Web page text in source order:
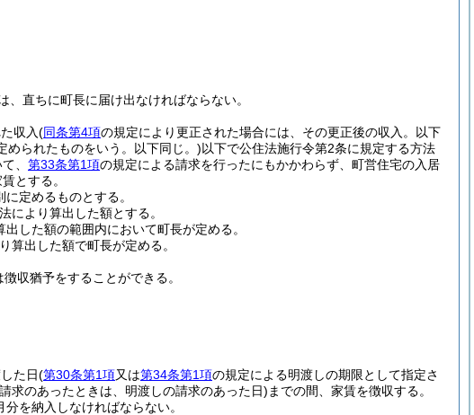
直ちに町長に届け出なければならない。
収入(同条第4項の規定により更正された場合には、その更正後の収入。以下
められたものをいう。以下同じ。)以下で公住法施行令第2条に規定する方法
、 第33条第1項の規定による請求を行ったにもかかわらず、町営住宅の入居
とする。
定めるものとする。
により算出した額とする。
した額の範囲内において町長が定める。
算出した額で町長が定める。
収猶予をすることができる。
た日(第30条第1項又は第34条第1項の規定による明渡しの期限として指定さ
求のあったときは、明渡しの請求のあった日) までの間、家賃を徴収する。
分を納入しなければならない。